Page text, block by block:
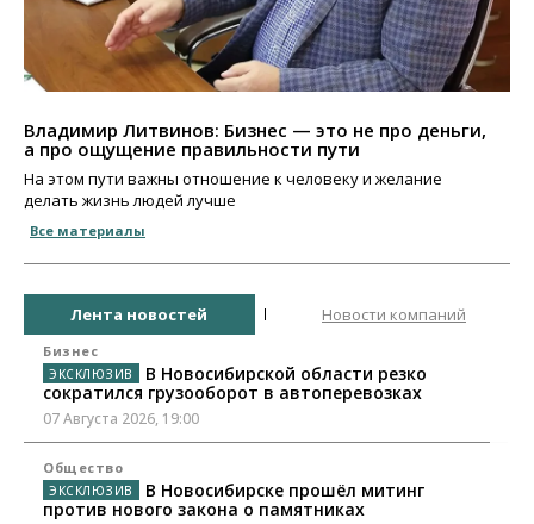
Владимир Литвинов: Бизнес — это не про деньги,
а про ощущение правильности пути
На этом пути важны отношение к человеку и желание
делать жизнь людей лучше
Все материалы
Лента новостей Новости компаний
Бизнес
В Новосибирской области резко
сократился грузооборот в автоперевозках
07 Августа 2026, 19:00
Общество
В Новосибирске прошёл митинг
против нового закона о памятниках